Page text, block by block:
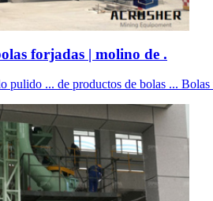
forjadas | molino de .
pulido ... de productos de bolas ...